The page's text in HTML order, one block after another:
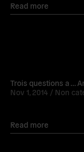
Read more
Trois questions a …
Nov 1, 2014 / Non
Read more